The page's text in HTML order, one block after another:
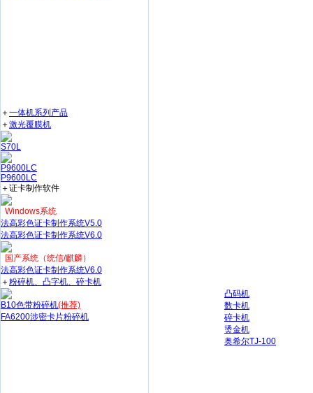
＋一体机系列产品
＋激光覆膜机
S70L
P9600LC
P9600LC
＋证卡制作软件
Windows系统
法高彩色证卡制作系统V5.0
法高彩色证卡制作系统V6.0
国产系统（统信/麒麟）
法高彩色证卡制作系统V6.0
＋粉碎机、凸字机、碎卡机
B10色带粉碎机(推荐)
FA6200涉密卡片粉碎机
凸码机
数卡机
碎卡机
烫金机
奥希尔TJ-100